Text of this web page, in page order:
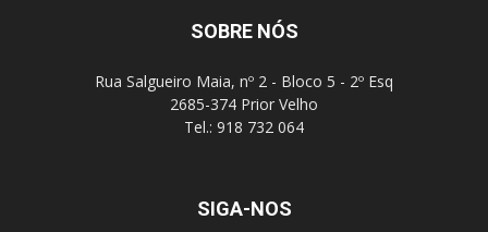
SOBRE NÓS
Rua Salgueiro Maia, nº 2 - Bloco 5 - 2º Esq
2685-374 Prior Velho
Tel.: 918 732 064
SIGA-NOS